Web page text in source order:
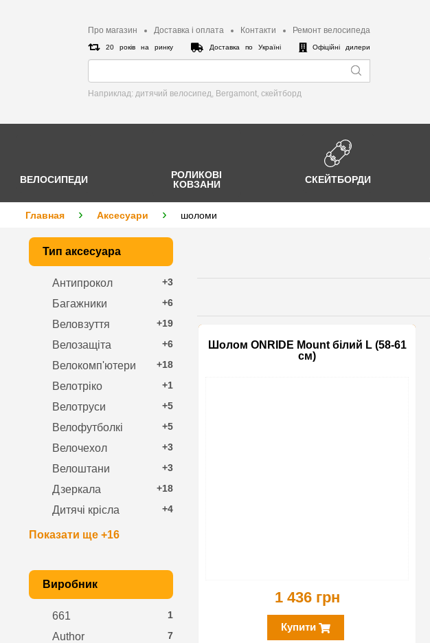
Про магазин Доставка і оплата Контакти Ремонт велосипеда
20 років на ринку Доставка по Україні Офіційні дилери
Наприклад: дитячий велосипед, Bergamont, cкейтборд
ВЕЛОСИПЕДИ
РОЛИКОВІ
КОВЗАНИ
СКЕЙТБОРДИ
Главная Аксесуари шоломи
Шолом ONRIDE Mount білий L (58-61
см)
1 436 грн
Купити
Тип аксесуара
+3
Антипрокол
+6
Багажники
+19
Веловзуття
+6
Велозащіта
+18
Велокомп'ютери
+1
Велотріко
+5
Велотруси
+5
Велофутболкі
+3
Велочехол
+3
Велоштани
+18
Дзеркала
+4
Дитячі крісла
Показати ще +16
Виробник
1
661
7
Author